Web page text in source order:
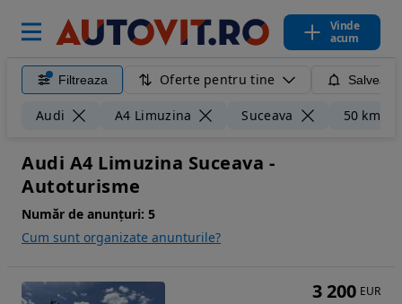
Vinde
acum
Filtreaza Oferte pentru tine
Audi A4 Limuzina Suceava 50 km
Audi A4 Limuzina Suceava -
Autoturisme
Număr de anunțuri: 5
Cum sunt organizate anunturile?
3 200 EUR